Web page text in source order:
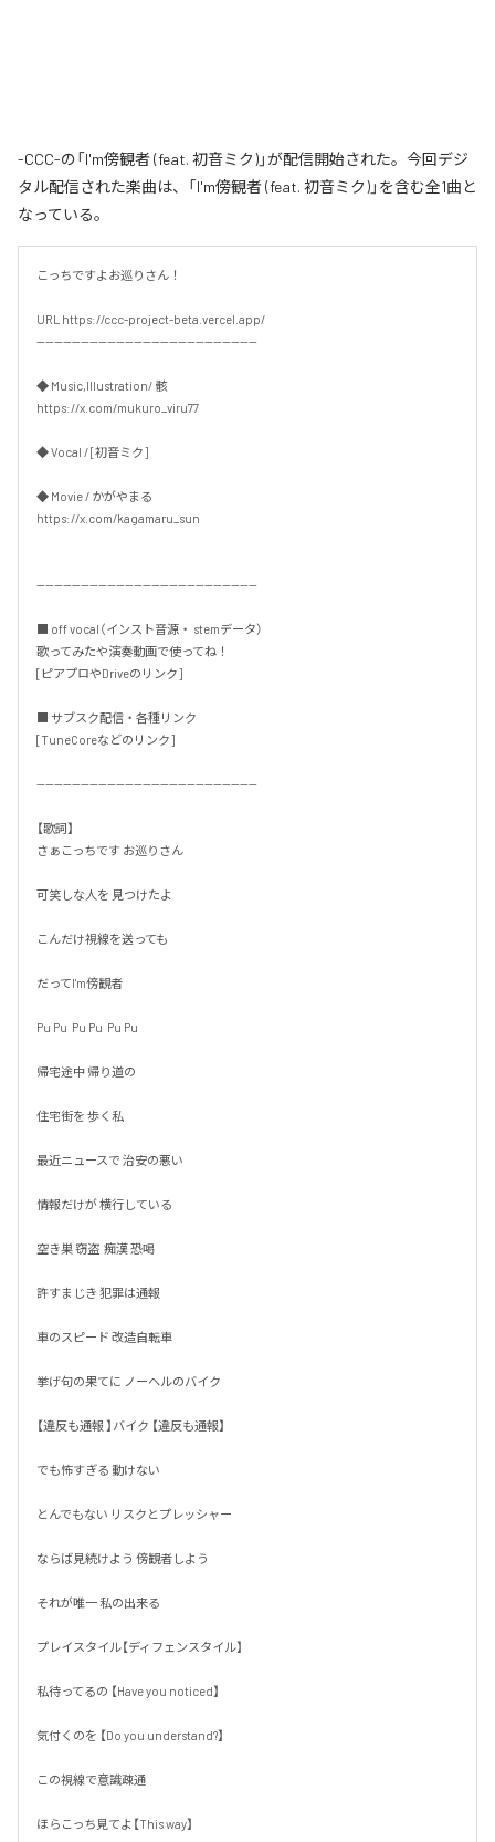
-CCC-の「I'm傍観者 (feat. 初音ミク)」が配信開始された。今回デジ
タル配信された楽曲は、「I'm傍観者 (feat. 初音ミク)」を含む全1曲と
なっている。
こっちですよお巡りさん！
URL https://ccc-project-beta.vercel.app/
--------------------------------------------------
◆ Music,Illustration/ 骸
https://x.com/mukuro_viru77
◆ Vocal / [初音ミク]
◆ Movie / かがやまる
https://x.com/kagamaru_sun
--------------------------------------------------
■ off vocal（インスト音源・ stemデータ）
歌ってみたや演奏動画で使ってね！
[ピアプロやDriveのリンク]
■ サブスク配信・各種リンク
[TuneCoreなどのリンク]
--------------------------------------------------
【歌詞】
さぁこっちです お巡りさん
可笑しな人を 見つけたよ
こんだけ視線を送っても
だってI'm傍観者
Pu Pu  Pu Pu  Pu Pu
帰宅途中 帰り道の
住宅街を 歩く私
最近ニュースで 治安の悪い
情報だけが 横行している
空き巣 窃盗  痴漢 恐喝
許すまじき 犯罪は通報
車のスピード 改造自転車
挙げ句の果てに ノーヘルのバイク
【違反も通報 】バイク 【違反も通報】
でも怖すぎる 動けない
とんでもない リスクとプレッシャー
ならば見続けよう 傍観者しよう
それが唯一 私の出来る
プレイスタイル【ディフェンスタイル】
私待ってるの 【Have you noticed】
気付くのを 【Do you understand?】
この視線で意識疎通
ほらこっち見てよ【This way】